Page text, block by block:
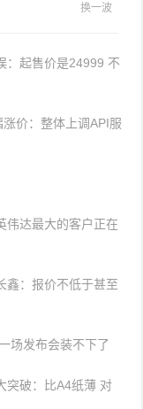
换一波
：起售价是24999 不
价：整体上调API服
伟达最大的客户正在
鑫：报价不低于甚至
场发布会装不下了
突破：比A4纸薄 对